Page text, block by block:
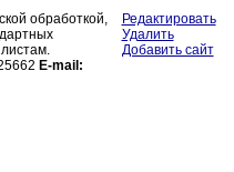
обработкой,
E-mail:
Редактировать
Удалить
Добавить сайт